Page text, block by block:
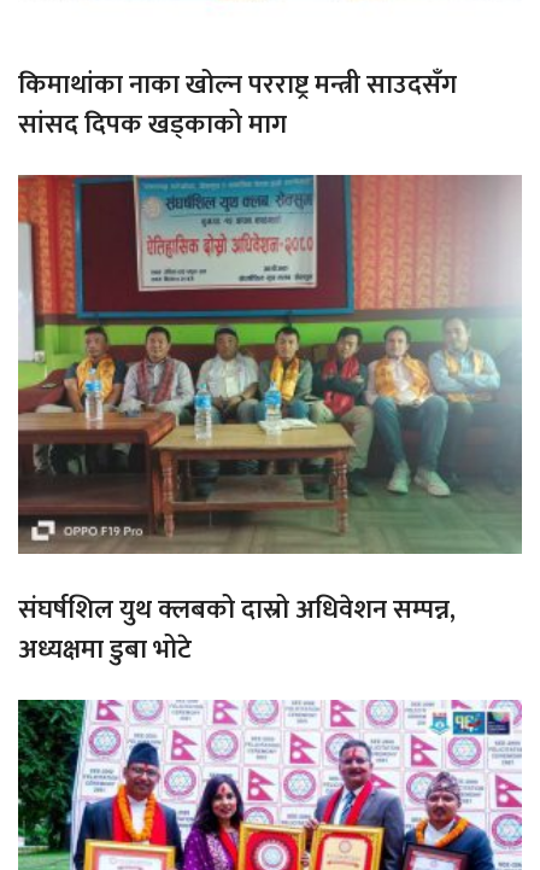
किमाथांका नाका खोल्न परराष्ट्र मन्त्री साउदसँग
सांसद दिपक खड्काको माग
संघर्षशिल युथ क्लबको दास्रो अधिवेशन सम्पन्न,
अध्यक्षमा डुबा भोटे